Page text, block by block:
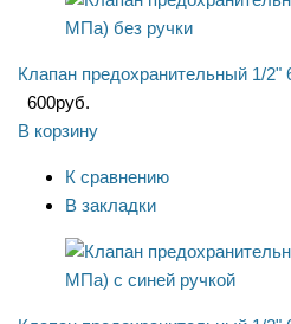
Клапан предохранительный 1/
600руб.
В корзину
К сравнению
В закладки